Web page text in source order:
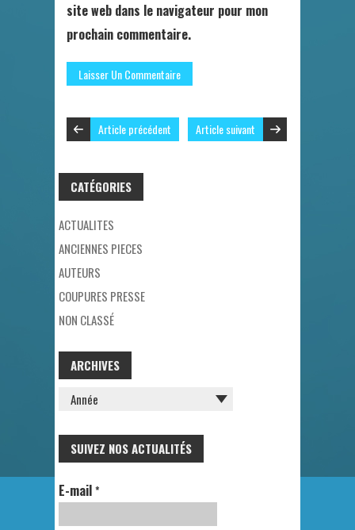
site web dans le navigateur pour mon
prochain commentaire.
Article précédent Article suivant
CATÉGORIES
ACTUALITES
ANCIENNES PIECES
AUTEURS
COUPURES PRESSE
NON CLASSÉ
ARCHIVES
SUIVEZ NOS ACTUALITÉS
E-mail *